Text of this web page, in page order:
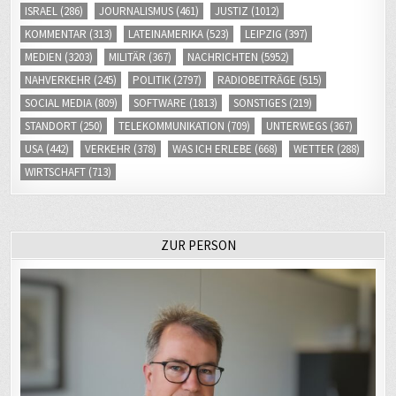
KOMMENTAR
(313) LATEINAMERIKA (523) LEIPZIG
MEDIEN(3203) MILITÄR(367) NACHRICHTEN(5952)
NAHVERKEHR(245) POLITIK (2797) RADIOBEITRÄGE
SOCIAL MEDIA (809) SOFTWARE(1813) SONSTIGES(219)
STANDORT(250) TELEKOMMUNIKATION (709) UNTERWEGS
USA(442) VERKEHR(378) WAS ICH ERLEBE (668) WETTER(288)
WIRTSCHAFT(713)